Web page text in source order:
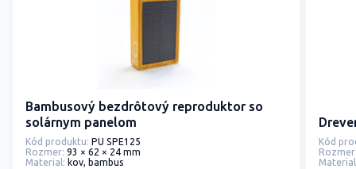
Bambusový bezdrôtový reproduktor so
solárnym panelom
Kód produktu: PU SPE125
Rozmer: 93 × 62 × 24 mm
Material: kov, bambus
Kód